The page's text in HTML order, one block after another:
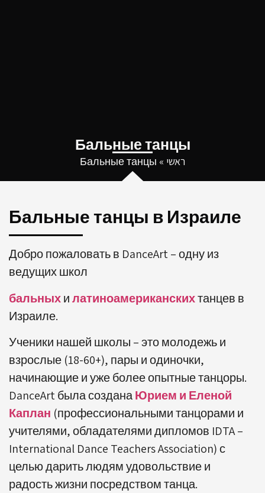
Бальные танцы
ראשי »
Бальные танцы
Бальные танцы в Израиле
Добро пожаловать в DanceArt – одну из
ведущих школ
бальныхилатиноамериканскихтанцев в
Израиле.
Ученики нашей школы – это молодежь и
взрослые (18-60+), пары и одиночки,
начинающие и уже более опытные танцоры.
DanceArt была созданаЮрием и Еленой
Каплан (профессиональными танцорами и
учителями, обладателями дипломов IDTA –
International Dance Teachers Association) с
целью дарить людям удовольствие и
радость жизни посредством танца.